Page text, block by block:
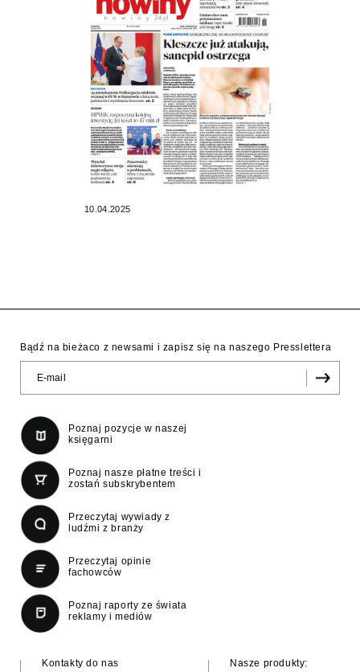
10.04.2025
Bądź na bieżaco z newsami i zapisz się na naszego Presslettera
Poznaj pozycje w naszej
księgarni
Poznaj nasze płatne treści i
zostań subskrybentem
Przeczytaj wywiady z
ludźmi z branży
Przeczytaj opinie
fachowców
Poznaj raporty ze świata
reklamy i mediów
Kontakty do nas
Nasze produkty: